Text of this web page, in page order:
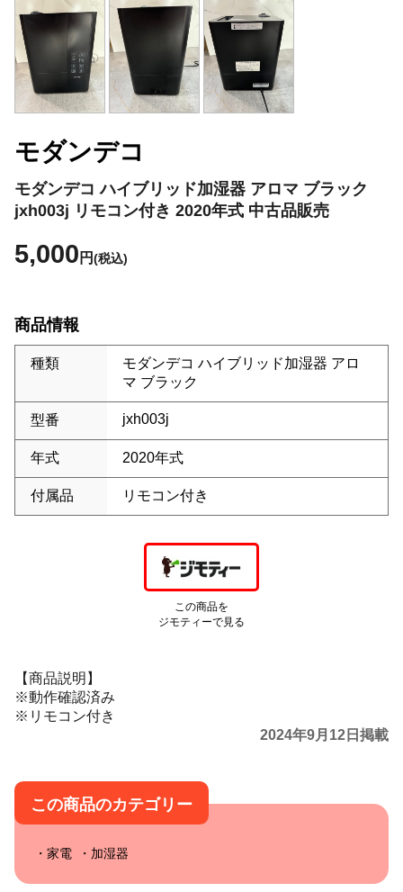
モダンデコ
モダンデコ ハイブリッド加湿器 アロマ ブラック
jxh003j リモコン付き 2020年式 中古品販売
5,000 円(税込)
商品情報
種類
モダンデコ ハイブリッド加湿器 アロ
マ ブラック
型番 jxh003j
年式 2020年式
付属品 リモコン付き
この商品を
ジモティーで見る
【商品説明】
※動作確認済み
※リモコン付き
2024年9月12日掲載
この商品のカテゴリー
家電 加湿器